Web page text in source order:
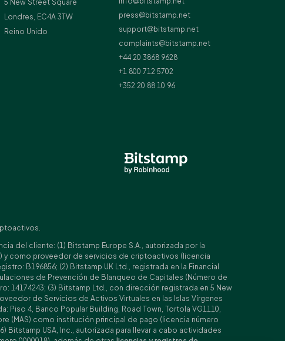
5 New Street Square
Londres, EC4A 3TW
Reino Unido
press@bitstamp.net
support@bitstamp.net
complaints@bitstamp.net
+44 20 3868 9628
+1 800 712 5702
+352 20 88 10 96
del cliente: (1) Bitstamp Europe S.A., autorizada por la
y como proveedor de servicios de criptoactivos (licencia
B196856; (2) Bitstamp UK Ltd., registrada en la Financial
de Prevención de Blanqueo de Capitales (Número de
14174243; (3) Bitstamp Ltd., con dirección registrada en 5 New
de Servicios de Activos Virtuales en las Islas Vírgenes
Piso 4, Banco Popular Building, Road Town, Tortola VG1110,
(MAS) como institución principal de pago (licencia número
Bitstamp USA, Inc., autorizada para llevar a cabo actividades